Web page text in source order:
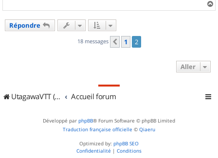
a
Répondre
18 messages Précédent
1 2
Aller
UtagawaVTT (Randos VTT et VTTAE avec traces GPS) Accueil forum
Développé par phpBB® Forum Software © phpBB Limited
Traduction française officielle © Qiaeru
Optimized by: phpBB SEO
Confidentialité | Conditions